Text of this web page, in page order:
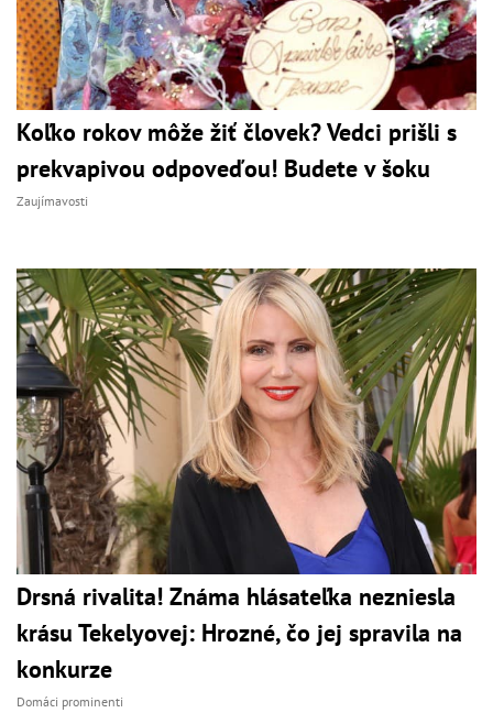
Koľko rokov môže žiť človek? Vedci prišli s
prekvapivou odpoveďou! Budete v šoku
Zaujímavosti
Drsná rivalita! Známa hlásateľka nezniesla
krásu Tekelyovej: Hrozné, čo jej spravila na
konkurze
Domáci prominenti